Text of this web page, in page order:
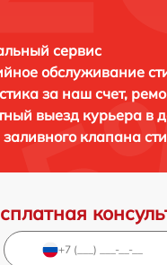
сервис
обслуживание
за наш счет,
выезд курьера в
клапана